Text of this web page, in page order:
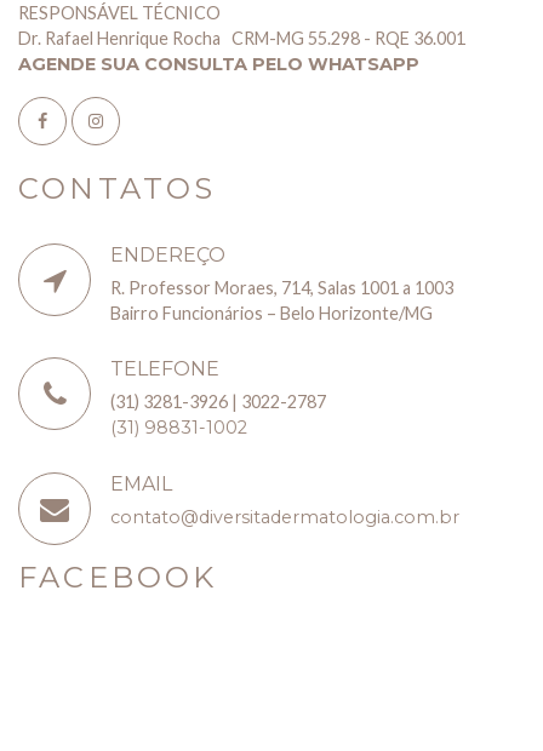
RESPONSÁVEL TÉCNICO
Dr. Rafael Henrique Rocha CRM-MG 55.298 - RQE 36.001
AGENDE SUA CONSULTA PELO WHATSAPP
CONTATOS
ENDEREÇO
R. Professor Moraes, 714, Salas 1001 a 1003
Bairro Funcionários – Belo Horizonte/MG
TELEFONE
(31) 3281-3926 | 3022-2787
(31) 98831-1002
EMAIL
contato@diversitadermatologia.com.br
FACEBOOK